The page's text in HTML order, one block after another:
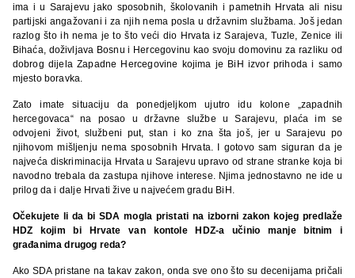
ima i u Sarajevu jako sposobnih, školovanih i pametnih Hrvata ali nisu
partijski angažovani i za njih nema posla u državnim službama. Još jedan
razlog što ih nema je to što veći dio Hrvata iz Sarajeva, Tuzle, Zenice ili
Bihaća, doživljava Bosnu i Hercegovinu kao svoju domovinu za razliku od
dobrog dijela Zapadne Hercegovine kojima je BiH izvor prihoda i samo
mjesto boravka.
Zato imate situaciju da ponedjeljkom ujutro idu kolone „zapadnih
hercegovaca“ na posao u državne službe u Sarajevu, plaća im se
odvojeni život, službeni put, stan i ko zna šta još, jer u Sarajevu po
njihovom mišljenju nema sposobnih Hrvata. I gotovo sam siguran da je
najveća diskriminacija Hrvata u Sarajevu upravo od strane stranke koja bi
navodno trebala da zastupa njihove interese. Njima jednostavno ne ide u
prilog da i dalje Hrvati žive u najvećem gradu BiH.
Očekujete li da bi SDA mogla pristati na izborni zakon kojeg predlaže
HDZ kojim bi Hrvate van kontole HDZ-a učinio manje bitnim i
građanima drugog reda?
Ako SDA pristane na takav zakon, onda sve ono što su decenijama pričali